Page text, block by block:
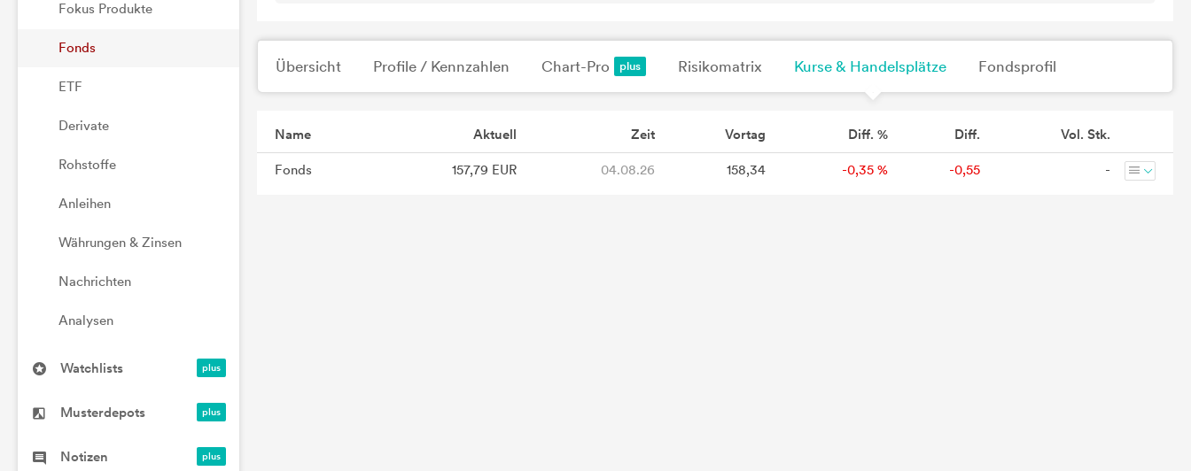
Fokus Produkte
Fonds
ETF
Derivate
Rohstoffe
Anleihen
Währungen & Zinsen
Nachrichten
Analysen
Watchlists
Musterdepots
Notizen
Übersicht Profile / Kennzahlen Chart-Pro Risikomatrix Kurse & Handelsplätze Fondsprofil
Name Aktuell Zeit Vortag Diff. % Diff. Vol. Stk.
Fonds 157,79 EUR 04.08.26 158,34 -0,35 % -0,55 -